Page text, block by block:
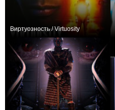
Виртуозность / Virtuosity